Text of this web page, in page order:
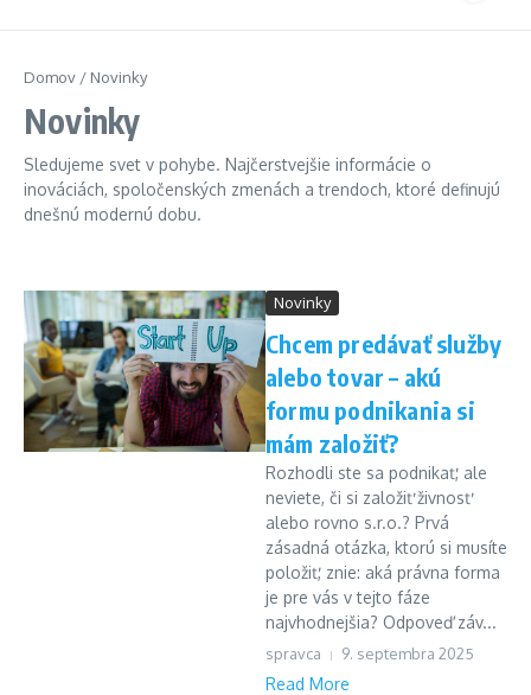
Domov / Novinky
Novinky
Sledujeme svet v pohybe. Najčerstvejšie informácie o
inováciách, spoločenských zmenách a trendoch, ktoré definujú
dnešnú modernú dobu.
Novinky
Chcem predávať služby
alebo tovar – akú
formu podnikania si
mám založiť?
Rozhodli ste sa podnikať, ale
neviete, či si založiť živnosť
alebo rovno s.r.o.? Prvá
zásadná otázka, ktorú si musíte
položiť, znie: aká právna forma
je pre vás v tejto fáze
najvhodnejšia? Odpoveď záv...
spravca 9. septembra 2025
Read More